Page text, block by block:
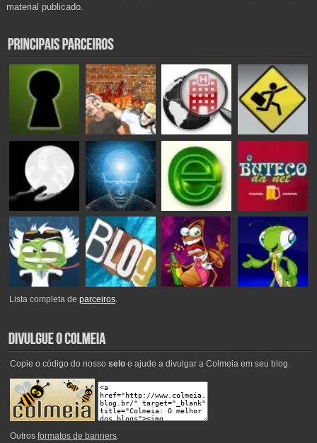
material publicado.
Lista completa deparceiros.
Copie o código do nosso seloe ajude a divulgar a Colmeia em seu blog.
Outros formatos de banners.